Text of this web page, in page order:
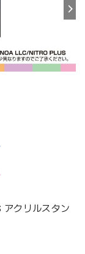
アクリルスタン